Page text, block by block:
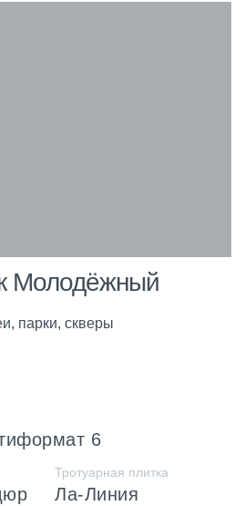
Молодёжный
парки, скверы
6
Тротуарная плитка
Ла-Линия